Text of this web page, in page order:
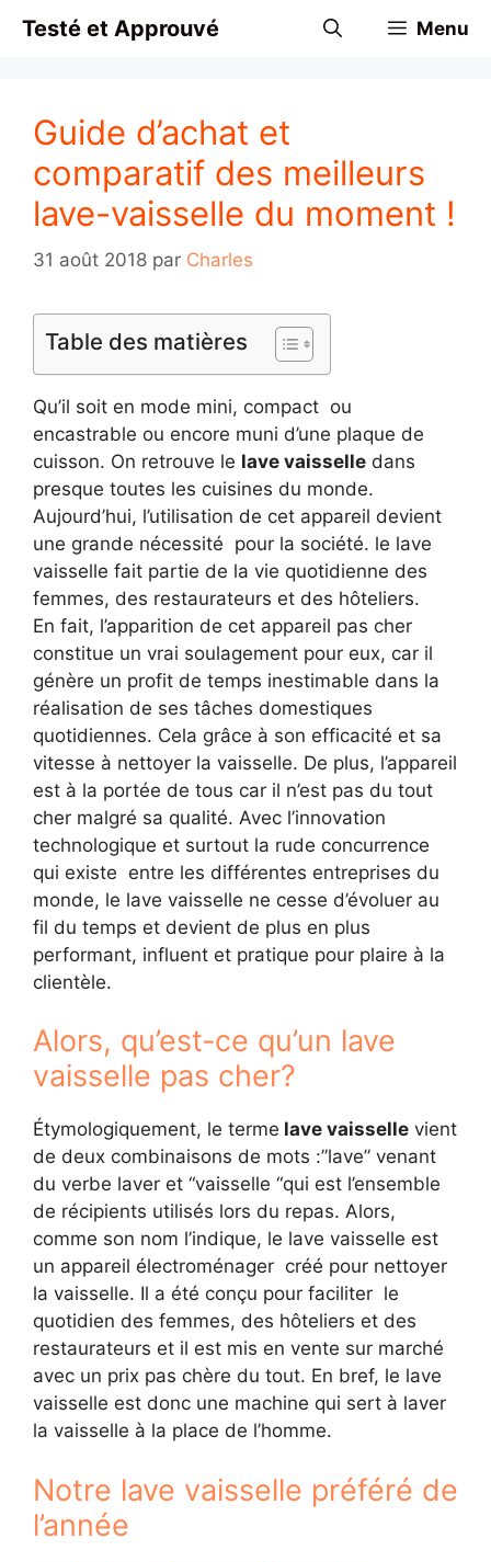
Testé et Approuvé Menu
Guide d’achat et
comparatif des meilleurs
lave-vaisselle du moment !
31 août 2018 par Charles
Table des matières
Qu’il soit en mode mini, compact ou
encastrable ou encore muni d’une plaque de
cuisson. On retrouve le lave vaisselle dans
presque toutes les cuisines du monde.
Aujourd’hui, l’utilisation de cet appareil devient
une grande nécessité pour la société. le lave
vaisselle fait partie de la vie quotidienne des
femmes, des restaurateurs et des hôteliers.
En fait, l’apparition de cet appareil pas cher
constitue un vrai soulagement pour eux, car il
génère un profit de temps inestimable dans la
réalisation de ses tâches domestiques
quotidiennes. Cela grâce à son efficacité et sa
vitesse à nettoyer la vaisselle. De plus, l’appareil
est à la portée de tous car il n’est pas du tout
cher malgré sa qualité. Avec l’innovation
technologique et surtout la rude concurrence
qui existe entre les différentes entreprises du
monde, le lave vaisselle ne cesse d’évoluer au
fil du temps et devient de plus en plus
performant, influent et pratique pour plaire à la
clientèle.
Alors, qu’est-ce qu’un lave
vaisselle pas cher?
Étymologiquement, le terme lave vaisselle vient
de deux combinaisons de mots :”lave” venant
du verbe laver et “vaisselle “qui est l’ensemble
de récipients utilisés lors du repas. Alors,
comme son nom l’indique, le lave vaisselle est
un appareil électroménager créé pour nettoyer
la vaisselle. Il a été conçu pour faciliter le
quotidien des femmes, des hôteliers et des
restaurateurs et il est mis en vente sur marché
avec un prix pas chère du tout. En bref, le lave
vaisselle est donc une machine qui sert à laver
la vaisselle à la place de l’homme.
Notre lave vaisselle préféré de
l’année